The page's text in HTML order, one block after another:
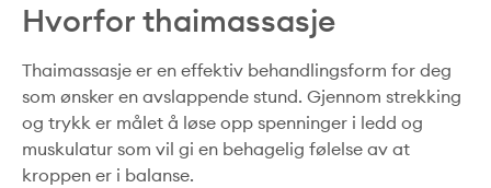
Hvorfor thaimassasje
Thaimassasje er en effektiv behandlingsform for deg
som ønsker en avslappende stund. Gjennom strekking
og trykk er målet å løse opp spenninger i ledd og
muskulatur som vil gi en behagelig følelse av at
kroppen er i balanse.